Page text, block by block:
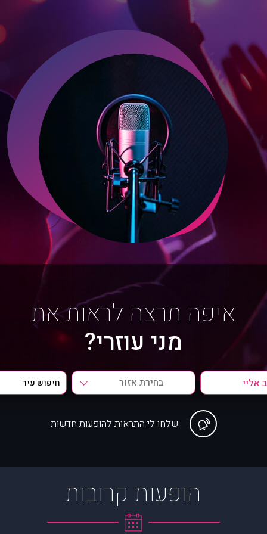
איפה תרצה לראות את
מני עוזרי?
בחירת אזור
שלחו לי התראות להופעות חדשות
הופעות קרובות